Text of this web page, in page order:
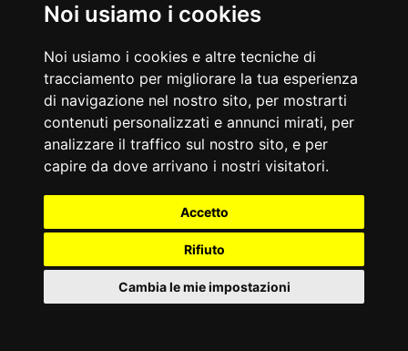
Noi usiamo i cookies
Noi usiamo i cookies e altre tecniche di
tracciamento per migliorare la tua esperienza
di navigazione nel nostro sito, per mostrarti
contenuti personalizzati e annunci mirati, per
analizzare il traffico sul nostro sito, e per
capire da dove arrivano i nostri visitatori.
Accetto
Rifiuto
Cambia le mie impostazioni
Nati Oggi
Valentino Soldani
Drammaturgo, giornalista e sceneggiatore italiano
Albertino
Disc jockey e conduttore di programmi radiofonici e televisivi
Accadde Oggi
07/08/1942
Gli americani sbarcano a Guadalcanal, combattutissimo
caposaldo del Pacifico.
07/08/1931
Ad Arezzo ha luogo la prima edizione della Giostra del Saracino
dell'era moderna.
Aforismi
È assai più facile essere caritatevole che giusto.
LEGGE DI MOSSES: Quando non guardi, segnano.